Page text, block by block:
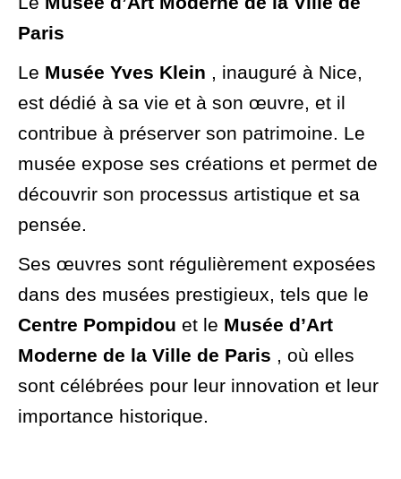
Paris
Le Musée Yves Klein , inauguré à Nice,
est dédié à sa vie et à son œuvre, et il
contribue à préserver son patrimoine. Le
musée expose ses créations et permet de
découvrir son processus artistique et sa
pensée.
Ses œuvres sont régulièrement exposées
dans des musées prestigieux, tels que le
Centre Pompidou et le Musée d’Art
Moderne de la Ville de Paris , où elles
sont célébrées pour leur innovation et leur
importance historique.